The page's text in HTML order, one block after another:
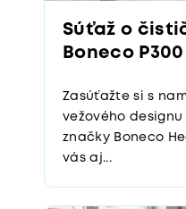
Súťaž o
Boneco P300
Zasúťažte si s
vežového
značky Boneco
vás aj...